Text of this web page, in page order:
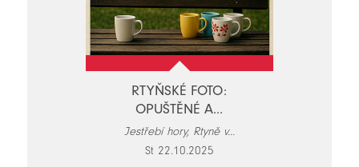
RTYŇSKÉ FOTO:
OPUŠTĚNÉ A...
Jestřebí hory, Rtyně v...
St 22.10.2025